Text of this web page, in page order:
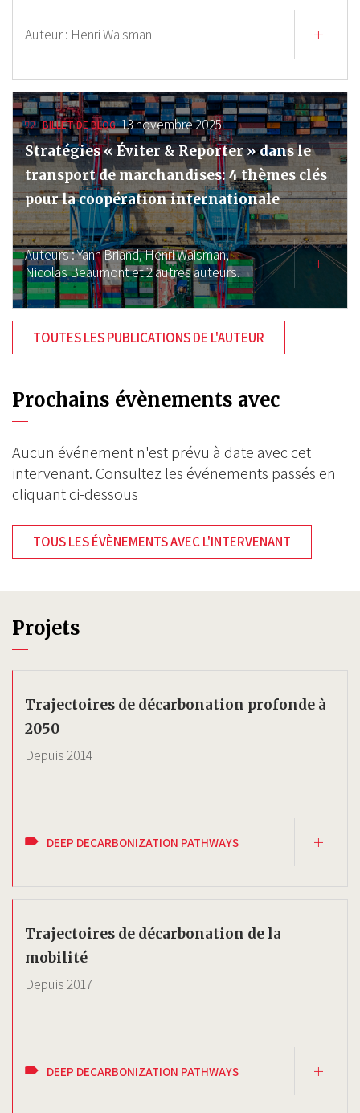
Auteur : Henri Waisman
BILLET DE BLOG 13 novembre 2025
Stratégies « Éviter & Reporter » dans le
transport de marchandises: 4 thèmes clés
pour la coopération internationale
Auteurs :Yann Briand,Henri Waisman,
Nicolas Beaumontet 2 autres auteurs.
TOUTES LES PUBLICATIONS DE L'AUTEUR
Prochains évènements avec
Aucun événement n'est prévu à date avec cet
intervenant. Consultez les événements passés en
cliquant ci-dessous
TOUS LES ÉVÈNEMENTS AVEC L'INTERVENANT
Projets
Trajectoires de décarbonation profonde à
2050
Depuis2014
DEEP DECARBONIZATION PATHWAYS
Trajectoires de décarbonation de la
mobilité
Depuis2017
DEEP DECARBONIZATION PATHWAYS